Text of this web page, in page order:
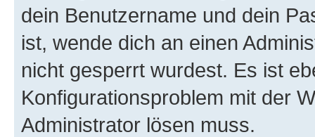
dein Benutzername und dein
ist, wende dich an einen
nicht gesperrt wurdest. Es ist
Konfigurationsproblem mit der
Administrator lösen muss.